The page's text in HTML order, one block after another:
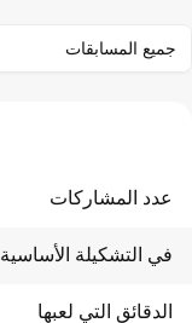
جميع المسابقات
عدد المشاركات
في التشكيلة الأساسية
الدقائق التي لعبها